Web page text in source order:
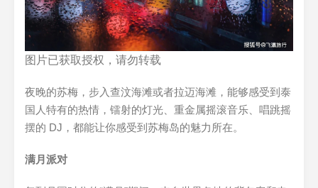
图片已获取授权，请勿转载
夜晚的苏梅，步入查汶海滩或者拉迈海滩，能够感受到泰
国人特有的热情，镭射的灯光、重金属摇滚音乐、唱跳摇
摆的 DJ，都能让你感受到苏梅岛的魅力所在。
满月派对